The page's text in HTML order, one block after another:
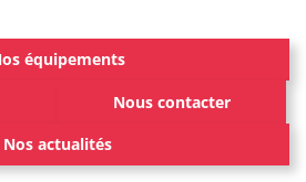
équipements
Nous contacter
Nos actualités